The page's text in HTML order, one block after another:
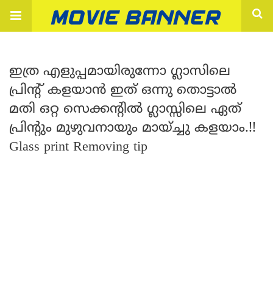
ഇത്ര എളുപ്പമായിരുന്നോ ഗ്ലാസിലെ
പ്രിന്റ് കളയാൻ ഇത് ഒന്നു തൊട്ടാൽ
മതി ഒറ്റ സെക്കന്റിൽ ഗ്ലാസ്സിലെ ഏത്
പ്രിന്റും മുഴുവനായും മായ്ച്ചു കളയാം.!!
Glass print Removing tip